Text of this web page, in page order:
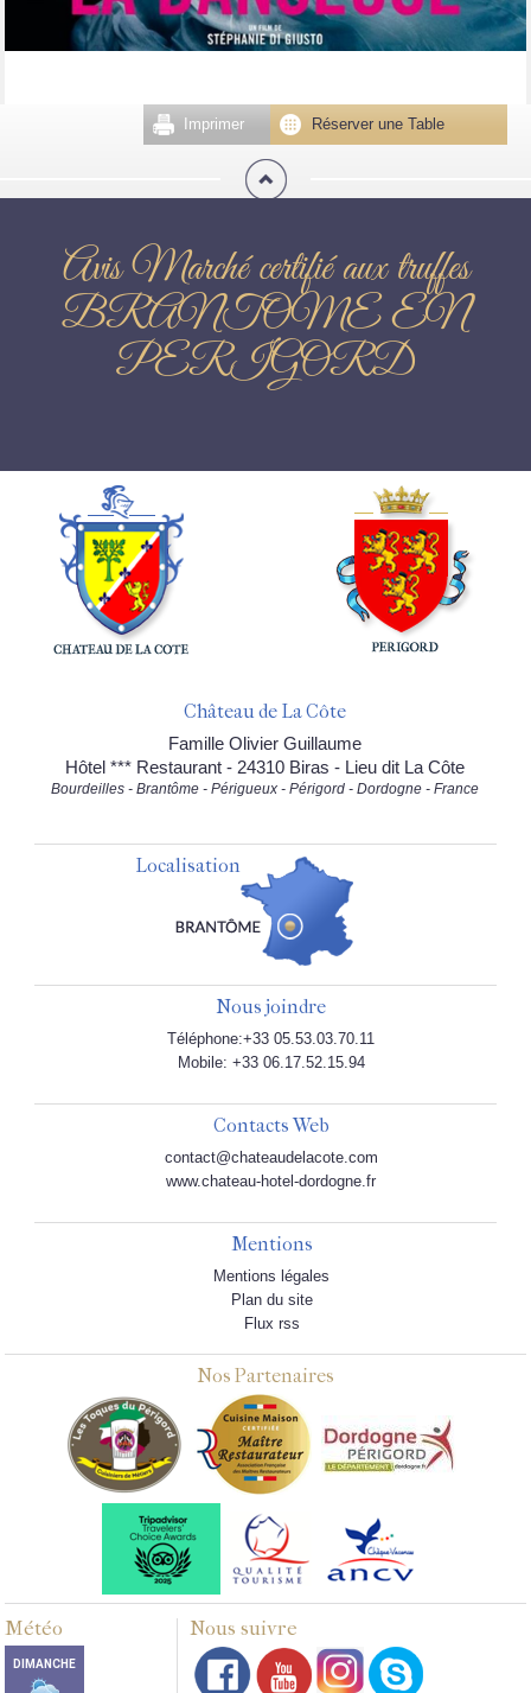
Réserver une Table
Imprimer
Avis Marché certifié aux truffes
BRANTOME EN
PERIGORD
Château de La Côte
Famille Olivier Guillaume
Hôtel *** Restaurant - 24310 Biras - Lieu dit La Côte
Bourdeilles - Brantôme - Périgueux - Périgord - Dordogne - France
Localisation
Nous joindre
Téléphone:+33 05.53.03.70.11
Mobile: +33 06.17.52.15.94
Contacts Web
contact@chateaudelacote.com
www.chateau-hotel-dordogne.fr
Mentions
Mentions légales
Plan du site
Flux rss
Nos Partenaires
Météo Nous suivre